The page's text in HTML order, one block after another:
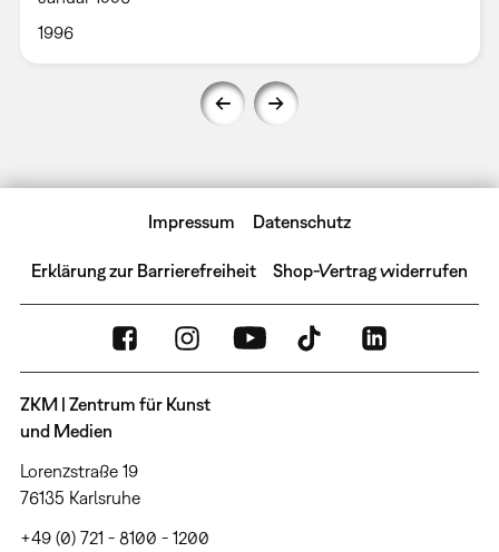
1996
Impressum Datenschutz
Erklärung zur Barrierefreiheit Shop-Vertrag widerrufen
ZKM | Zentrum für Kunst
und Medien
Lorenzstraße 19
76135 Karlsruhe
+49 (0) 721 - 8100 - 1200